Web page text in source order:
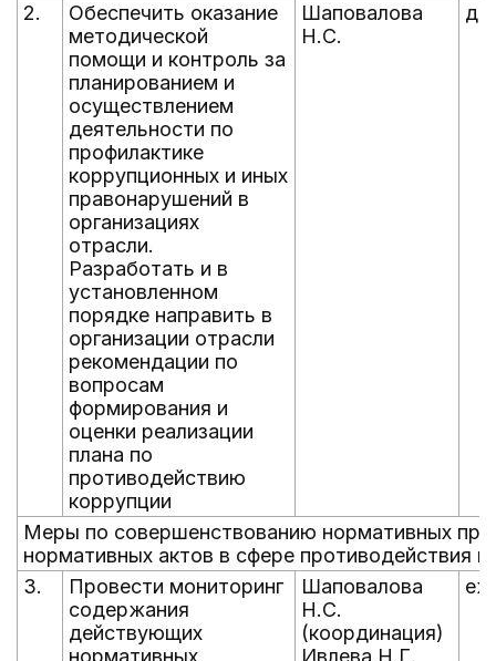
2.
Обеспечить оказание
методической
помощи и контроль за
планированием и
осуществлением
деятельности по
профилактике
коррупционных и иных
правонарушений в
организациях
отрасли.
Разработать и в
установленном
порядке направить в
организации отрасли
рекомендации по
вопросам
формирования и
оценки реализации
плана по
противодействию
коррупции
Шаповалова
Н.С.
до
Меры по совершенствованию нормативных
нормативных актов в сфере противодействия
3.
Провести мониторинг
содержания
действующих
нормативных
Шаповалова
Н.С.
(координация)
Ивлева Н.Г.